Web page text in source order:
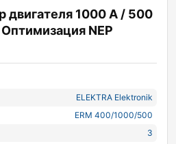
двигателя 1000 А / 500
NEP
ELEKTRA Elektronik
ERM 400/1000/500
3